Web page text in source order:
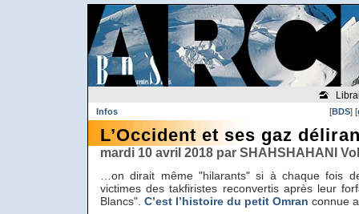
[BDS] [
Infos
L’Occident et ses gaz
mardi 10 avril 2018 par SHAHSHAHANI
…on dirait même "hilarants" si à chaque fois
victimes des takfiristes reconvertis après leur
Blancs". C’est l’histoire du petit Omran connue